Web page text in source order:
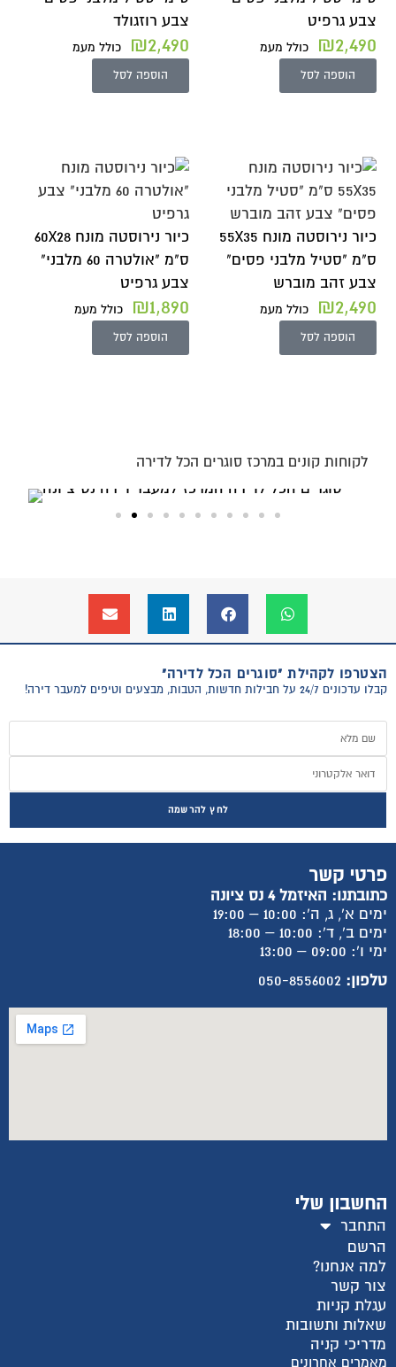
צבע גרפיט
₪2,490 כולל מעמ
הוספה לסל
צבע רוזגולד
₪2,490 כולל מעמ
הוספה לסל
כיור נירוסטה מונח 55X35
ס"מ "סטיל מלבני פסים"
צבע זהב מוברש
₪2,490 כולל מעמ
הוספה לסל
כיור נירוסטה מונח 60X28
ס"מ "אולטרה 60 מלבני"
צבע גרפיט
₪1,890 כולל מעמ
הוספה לסל
לקוחות קונים במרכז סוגרים הכל לדירה
הצטרפו לקהילת "סוגרים הכל לדירה"
קבלו עדכונים 24/7 על חבילות חדשות, הטבות, מבצעים וטיפים למעבר דירה!
לחץ להרשמה
פרטי קשר
כתובתנו: האיזמל 4 נס ציונה
ימים א', ג, ה': 10:00 – 19:00
ימים ב', ד': 10:00 – 18:00
ימי ו': 09:00 – 13:00
טלפון: 050-8556002
החשבון שלי
התחבר
הרשם
למה אנחנו?
צור קשר
עגלת קניות
שאלות ותשובות
מדריכי קניה
מאמרים אחרונים